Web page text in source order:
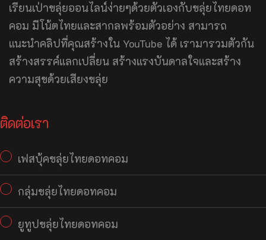
เรียนเป่าขลุ่ยออนไลน์ง่ายๆด้วยตัวเองกับขลุ่ยไทยดอท
คอม มีโน้ตไทยและสากลพร้อมตัวอย่าง สามารถ
แนะนำคลิปที่คุณสร้างใน YouTube ได้ เรามารวมตัวกัน
สร้างสรรค์แลกเปลี่ยน สร้างแรงบันดาลใจและสร้าง
ความสุขด้วยเสียงขลุ่ย
ติดต่อเรา
เฟสบุ้คขลุ่ยไทยดอทคอม
กลุ่มขลุ่ยไทยดอทคอม
ยูทูปขลุ่ยไทยดอทคอม